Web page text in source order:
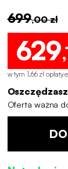
699,00 zł
629
w tym 1,66 zł opłaty
Oferta ważna